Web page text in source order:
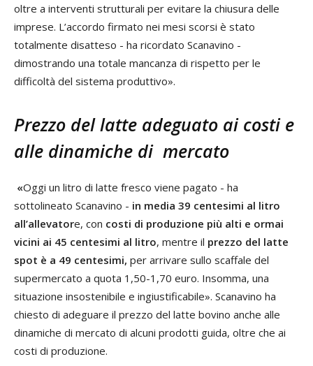
oltre a interventi strutturali per evitare la chiusura delle
imprese. L’accordo firmato nei mesi scorsi è stato
totalmente disatteso - ha ricordato Scanavino -
dimostrando una totale mancanza di rispetto per le
difficoltà del sistema produttivo».
Prezzo del latte adeguato ai costi e
alle dinamiche di mercato
«Oggi un litro di latte fresco viene pagato - ha
sottolineato Scanavino - in media 39 centesimi al litro
all’allevatore, con costi di produzione più alti e ormai
vicini ai 45 centesimi al litro, mentre il prezzo del latte
spot è a 49 centesimi, per arrivare sullo scaffale del
supermercato a quota 1,50-1,70 euro. Insomma, una
situazione insostenibile e ingiustificabile». Scanavino ha
chiesto di adeguare il prezzo del latte bovino anche alle
dinamiche di mercato di alcuni prodotti guida, oltre che ai
costi di produzione.